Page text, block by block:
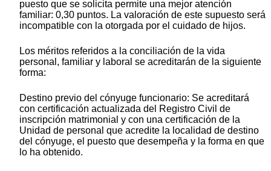
puesto que se solicita permite una mejor atención
familiar: 0,30 puntos. La valoración de este supuesto será
incompatible con la otorgada por el cuidado de hijos.
Los méritos referidos a la conciliación de la vida
personal, familiar y laboral se acreditarán de la siguiente
forma:
Destino previo del cónyuge funcionario: Se acreditará
con certificación actualizada del Registro Civil de
inscripción matrimonial y con una certificación de la
Unidad de personal que acredite la localidad de destino
del cónyuge, el puesto que desempeña y la forma en que
lo ha obtenido.